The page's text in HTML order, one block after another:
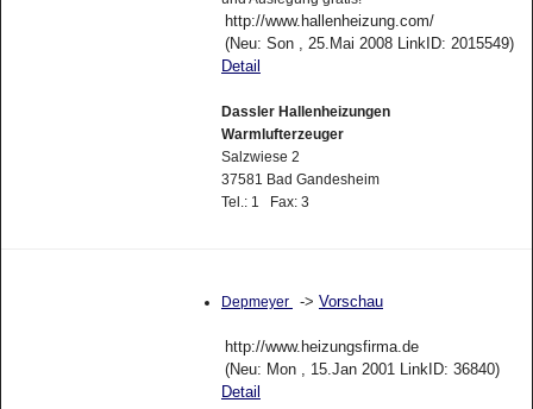
http://www.hallenheizung.com/
(Neu: Son , 25.Mai 2008 LinkID: 2015549)
Detail
Dassler Hallenheizungen
Warmlufterzeuger
Salzwiese 2
37581 Bad Gandesheim
Tel.: 1 Fax: 3
Depmeyer -> Vorschau
http://www.heizungsfirma.de
(Neu: Mon , 15.Jan 2001 LinkID: 36840)
Detail